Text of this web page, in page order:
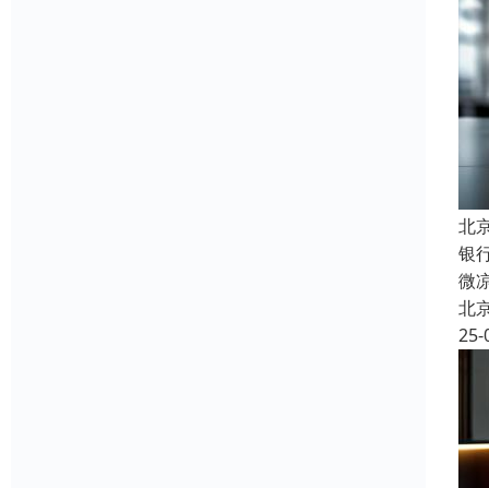
北
银
微
北
25-